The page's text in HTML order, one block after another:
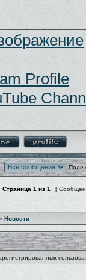
Profile
Поле
Страница 1 из 1 [
Новости